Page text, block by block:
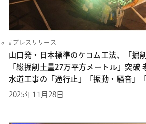
プレスリリース
山口発・日本標準のケコム工法、「掘
「総掘削⼟量27万平方メートル」突破
水道工事の「通行止」「振動・騒音」
短納期化ニーズに対応し、市場シェア1
2025年11月28日